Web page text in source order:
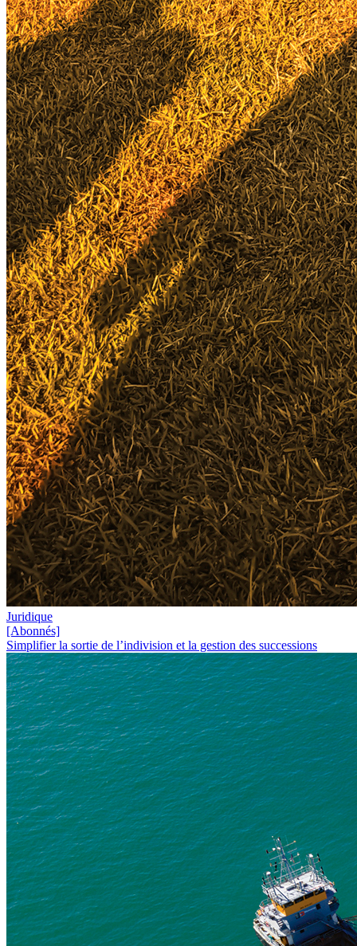
Juridique
[Abonnés]
Simplifier la sortie de l’indivision et la gestion des successions